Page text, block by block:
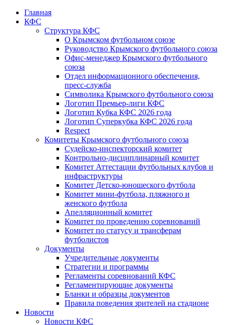
Главная
КФС
Структура КФС
О Крымском футбольном союзе
Руководство Крымского футбольного союза
Офис-менеджер Крымского футбольного
союза
Отдел информационного обеспечения,
пресс-служба
Символика Крымского футбольного союза
Логотип Премьер-лиги КФС
Логотип Кубка КФС 2026 года
Логотип Суперкубка КФС 2026 года
Respect
Комитеты Крымского футбольного союза
Судейско-инспекторский комитет
Контрольно-дисциплинарный комитет
Комитет Аттестации футбольных клубов и
инфраструктуры
Комитет Детско-юношеского футбола
Комитет мини-футбола, пляжного и
женского футбола
Апелляционный комитет
Комитет по проведению соревнований
Комитет по статусу и трансферам
футболистов
Документы
Учредительные документы
Стратегии и программы
Регламенты соревнований КФС
Регламентирующие документы
Бланки и образцы документов
Правила поведения зрителей на стадионе
Новости
Новости КФС